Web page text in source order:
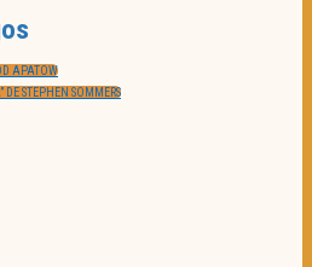
APATOW
DE STEPHEN SOMMERS